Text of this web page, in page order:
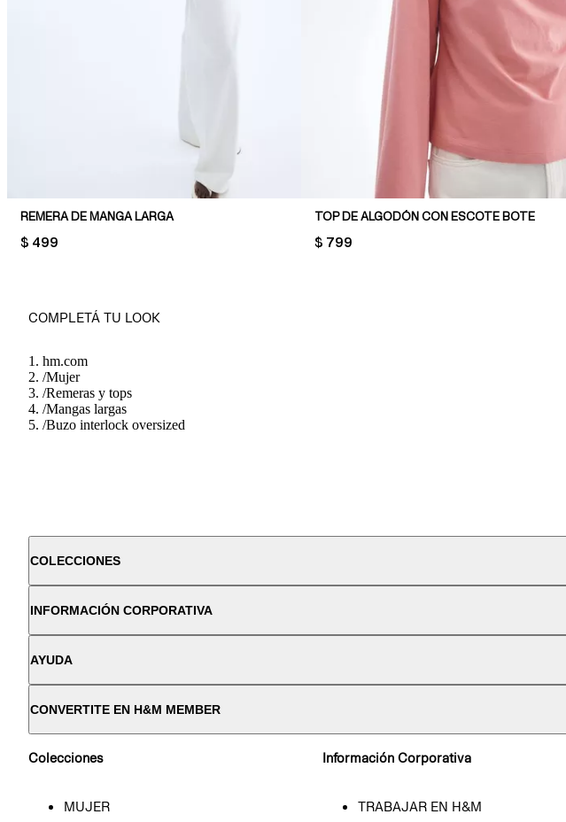
REMERA DE MANGA LARGA
PRICE:
$ 499
TOP DE ALGODÓN CON ESCOTE BOTE
PRICE:
$ 799
COMPLETÁ TU LOOK
hm.com
/Mujer
/Remeras y tops
/Mangas largas
/Buzo interlock oversized
COLECCIONES
INFORMACIÓN CORPORATIVA
AYUDA
CONVERTITE EN H&M MEMBER
Colecciones
MUJER
Información Corporativa
TRABAJAR EN H&M